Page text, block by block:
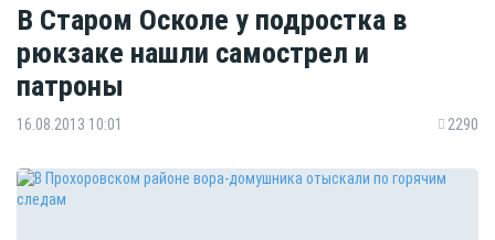
В Старом Осколе у подростка в
рюкзаке нашли самострел и
патроны
16.08.2013 10:01 2290